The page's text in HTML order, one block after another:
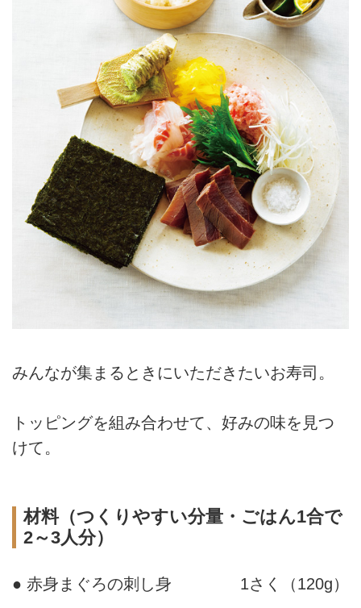
みんなが集まるときにいただきたいお寿司。
トッピングを組み合わせて、好みの味を見つ
けて。
材料（つくりやすい分量・ごはん1合で
2～3人分）
● 赤身まぐろの刺し身 1さく（120g）